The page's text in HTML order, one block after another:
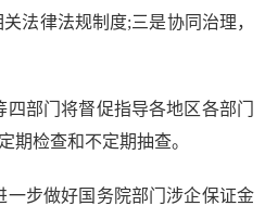
法律法规制度;三是协同治理，
部门将督促指导各地区各部门
期检查和不定期抽查。
步做好国务院部门涉企保证金